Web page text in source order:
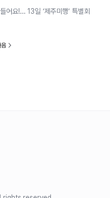
어요!… 13일 ‘제주미행’ 특별회
음